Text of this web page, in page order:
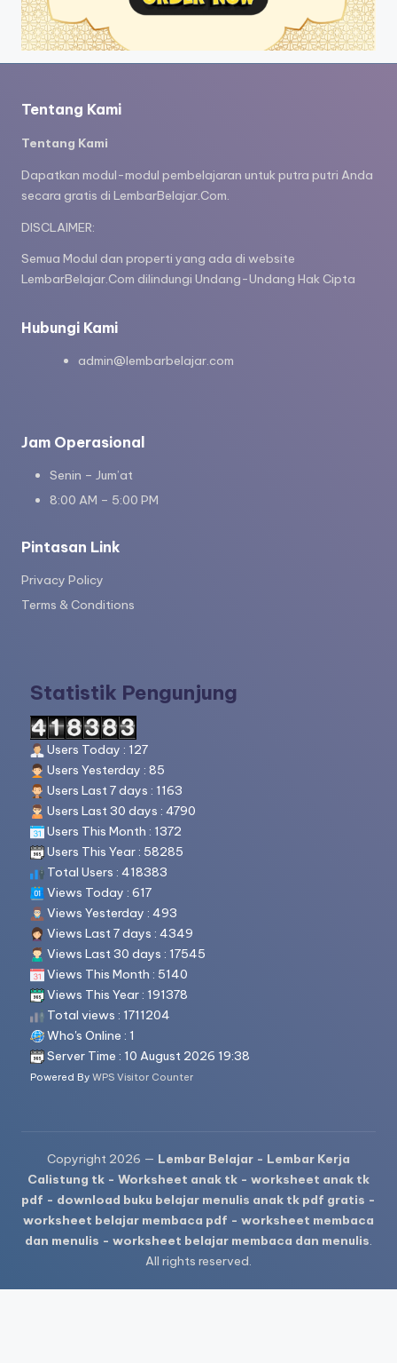
Tentang Kami
Tentang Kami
Dapatkan modul-modul pembelajaran untuk putra putri Anda
secara gratis di LembarBelajar.Com.
DISCLAIMER:
Semua Modul dan properti yang ada di website
LembarBelajar.Com dilindungi Undang-Undang Hak Cipta
Hubungi Kami
admin@lembarbelajar.com
Jam Operasional
Senin – Jum’at
8:00 AM – 5:00 PM
Pintasan Link
Privacy Policy
Terms & Conditions
Statistik Pengunjung
Users Today : 127
Users Yesterday : 85
Users Last 7 days : 1163
Users Last 30 days : 4790
Users This Month : 1372
Users This Year : 58285
Total Users : 418383
Views Today : 617
Views Yesterday : 493
Views Last 7 days : 4349
Views Last 30 days : 17545
Views This Month : 5140
Views This Year : 191378
Total views : 1711204
Who's Online : 1
Server Time : 10 August 2026 19:38
Powered By WPS Visitor Counter
Copyright 2026 — Lembar Belajar - Lembar Kerja
Calistung tk - Worksheet anak tk - worksheet anak tk
pdf - download buku belajar menulis anak tk pdf gratis -
worksheet belajar membaca pdf - worksheet membaca
dan menulis - worksheet belajar membaca dan menulis.
All rights reserved.